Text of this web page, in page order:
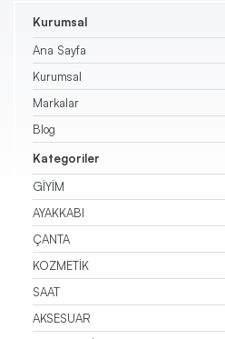
Kurumsal
Ana Sayfa
Kurumsal
Markalar
Blog
Kategoriler
GİYİM
AYAKKABI
ÇANTA
KOZMETİK
SAAT
AKSESUAR
Kazak
Pantolon
Etek
Şort